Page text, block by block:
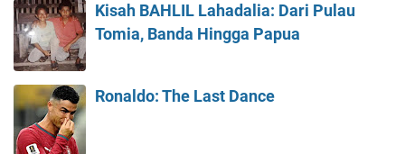
Kisah BAHLIL Lahadalia: Dari Pulau
Tomia, Banda Hingga Papua
Ronaldo: The Last Dance